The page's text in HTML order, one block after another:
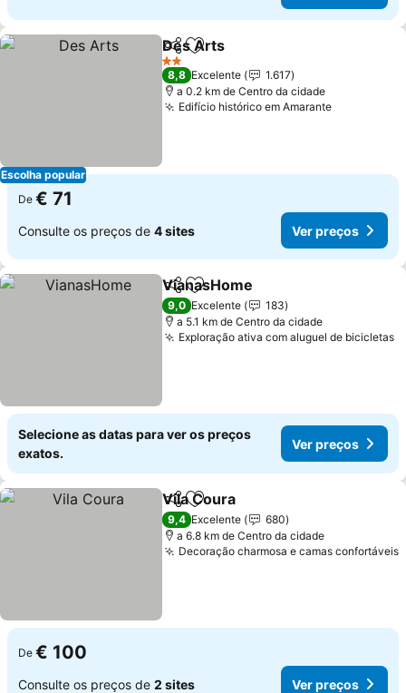
Escolha popular
PartilharAdicionar aos favoritos
Des Arts
2 Estrelas
8,8 Excelente
1.617
a 0.2 km de Centro da cidade
Edifício histórico em Amarante
De € 71
Consulte os preços de 4 sites Ver preços
PartilharAdicionar aos favoritos
VianasHome
9,0 Excelente
183
a 5.1 km de Centro da cidade
Exploração ativa com aluguel de bicicletas
Selecione as datas para ver os preços
exatos.
Ver preços
PartilharAdicionar aos favoritos
Vila Coura
9,4 Excelente
680
a 6.8 km de Centro da cidade
Decoração charmosa e camas confortáveis
De € 100
Consulte os preços de 2 sites Ver preços